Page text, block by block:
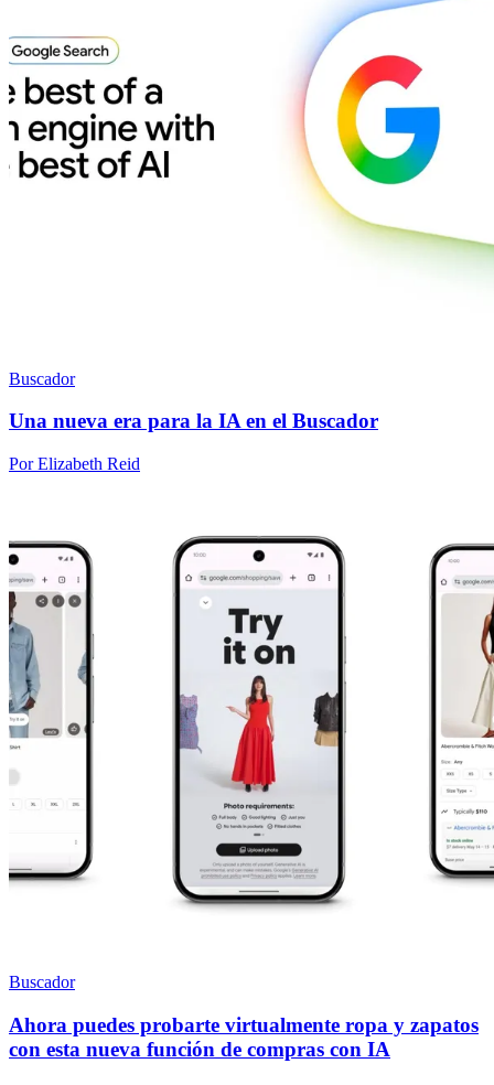
Buscador
Una nueva era para la IA en el Buscador
Por Elizabeth Reid
Buscador
Ahora puedes probarte virtualmente ropa y zapatos
con esta nueva función de compras con IA